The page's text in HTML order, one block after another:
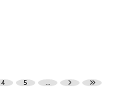
4 5 ...